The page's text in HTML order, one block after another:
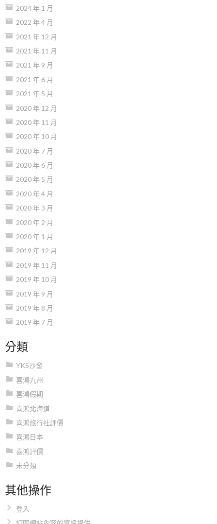
2024 年 1 月
2022 年 4 月
2021 年 12 月
2021 年 11 月
2021 年 9 月
2021 年 6 月
2021 年 5 月
2020 年 12 月
2020 年 11 月
2020 年 10 月
2020 年 7 月
2020 年 6 月
2020 年 5 月
2020 年 4 月
2020 年 3 月
2020 年 2 月
2020 年 1 月
2019 年 12 月
2019 年 11 月
2019 年 10 月
2019 年 9 月
2019 年 8 月
2019 年 7 月
分類
YKS沙發
喜鴻九州
喜鴻假期
喜鴻北海道
喜鴻旅行社評價
喜鴻日本
喜鴻評價
未分類
其他操作
登入